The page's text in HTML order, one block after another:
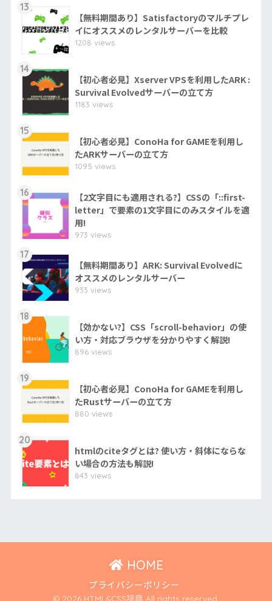
13
【無料期間あり】Satisfactoryのマルチプレ
イにオススメのレンタルサーバーを比較
1208 views
14
【初心者必見】Xserver VPSを利用したARK :
Survival Evolvedサーバーの立て方
1183 views
15
【初心者必見】ConoHa for GAMEを利用し
たARKサーバーの立て方
1095 views
16
【2文字目にも適用される?】CSSの「::first-
letter」で要素の1文字目にのみスタイルを適
用!
973 views
17
【無料期間あり】ARK: Survival Evolvedに
オススメのレンタルサーバー
933 views
18
【効かない?】CSS「scroll-behavior」の使
い方・対応ブラウザを分かりやすく解説!
896 views
19
【初心者必見】ConoHa for GAMEを利用し
たRustサーバーの立て方
880 views
20
htmlのciteタグとは? 使い方・斜体にならな
い場合の方法も解説!
843 views
HOME
プライバシーポリシー
© 2026 HTML&CSS辞典 All rights reserved.